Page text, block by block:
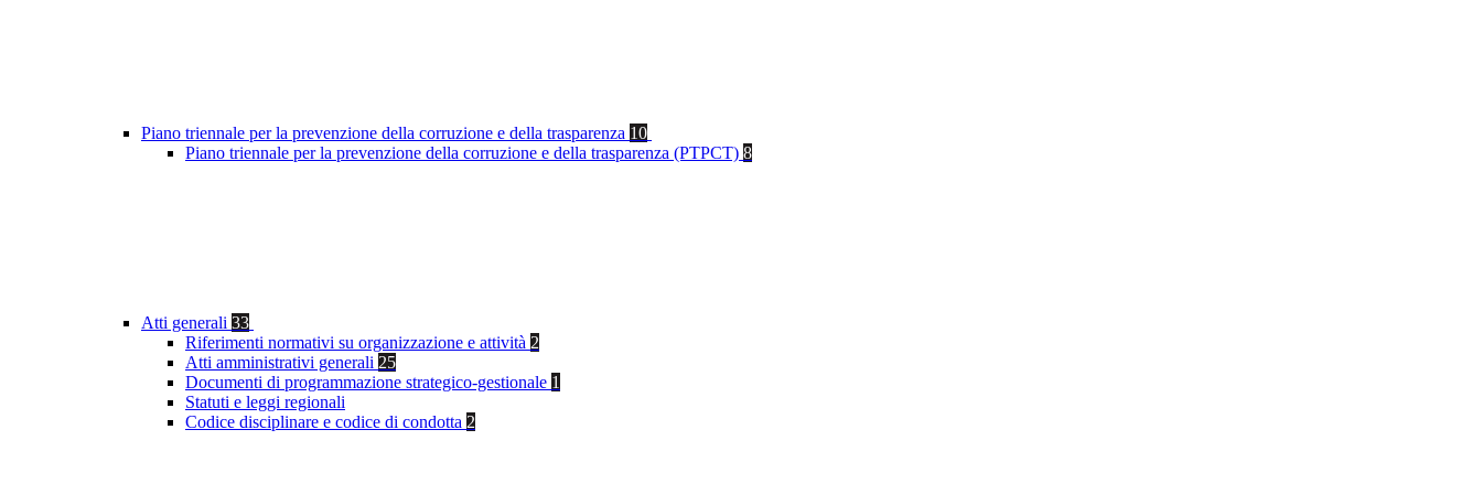
Piano triennale per la prevenzione della corruzione e della trasparenza 10
Piano triennale per la prevenzione della corruzione e della trasparenza (PTPCT) 8
Atti generali 33
Riferimenti normativi su organizzazione e attività 2
Atti amministrativi generali 25
Documenti di programmazione strategico-gestionale 1
Statuti e leggi regionali
Codice disciplinare e codice di condotta 2